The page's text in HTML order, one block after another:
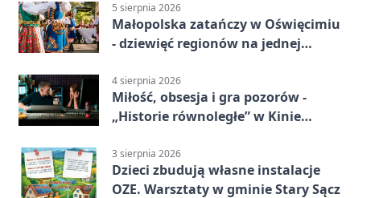
5 sierpnia 2026
Małopolska zatańczy w Oświęcimiu
- dziewięć regionów na jednej
4 sierpnia 2026
Miłość, obsesja i gra pozorów -
„Historie równoległe” w Kinie
3 sierpnia 2026
Dzieci zbudują własne instalacje
OZE. Warsztaty w gminie Stary Sącz